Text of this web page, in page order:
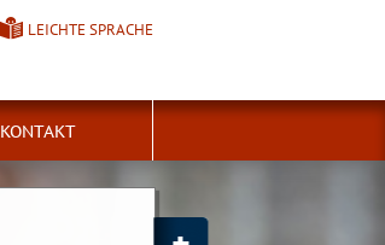
LEICHTE SPRACHE
KONTAKT